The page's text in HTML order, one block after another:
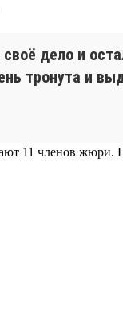
дело и
тронута и
11 членов жюри.